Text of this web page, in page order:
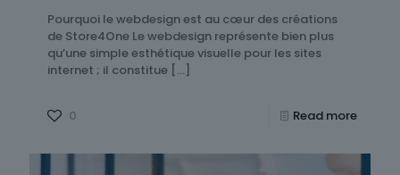
Pourquoi le webdesign est au cœur des créations
de Store4One Le webdesign représente bien plus
qu’une simple esthétique visuelle pour les sites
internet ; il constitue […]
0 Read more